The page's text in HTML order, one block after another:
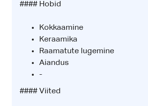
#### Hobid
Kokkaamine
Keraamika
Raamatute lugemine
Aiandus
-
#### Viited